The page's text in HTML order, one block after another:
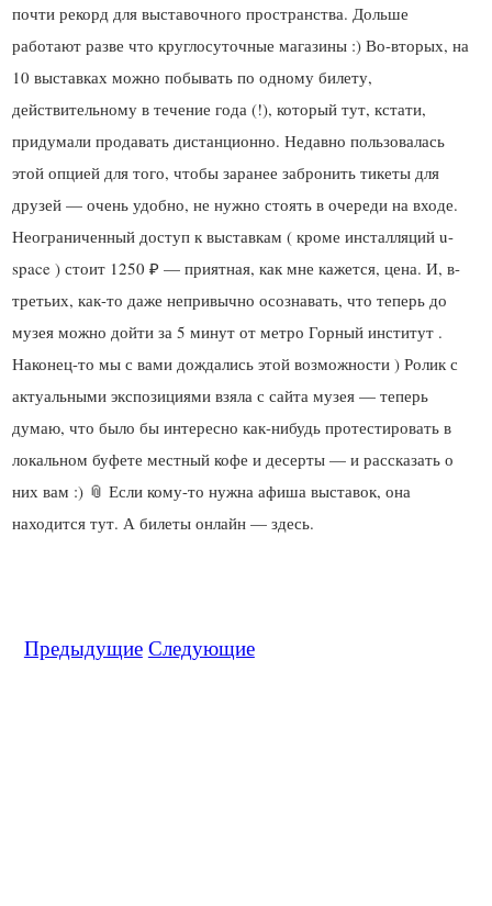
почти рекорд для выставочного пространства. Дольше
работают разве что круглосуточные магазины :) Во-вторых, на
10 выставках можно побывать по одному билету,
действительному в течение года (!), который тут, кстати,
придумали продавать дистанционно. Недавно пользовалась
этой опцией для того, чтобы заранее забронить тикеты для
друзей — очень удобно, не нужно стоять в очереди на входе.
Неограниченный доступ к выставкам ( кроме инсталляций u-
space ) стоит 1250 ₽ — приятная, как мне кажется, цена. И, в-
третьих, как-то даже непривычно осознавать, что теперь до
музея можно дойти за 5 минут от метро Горный институт .
Наконец-то мы с вами дождались этой возможности ) Ролик с
актуальными экспозициями взяла с сайта музея — теперь
думаю, что было бы интересно как-нибудь протестировать в
локальном буфете местный кофе и десерты — и рассказать о
них вам :) 📎 Если кому-то нужна афиша выставок, она
Предыдущие Следующие